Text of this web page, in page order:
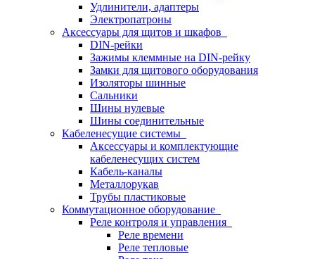
Удлинители, адаптеры
Электропатроны
Аксессуары для щитов и шкафов
DIN-рейки
Зажимы клеммные на DIN-рейку
Замки для щитового оборудования
Изоляторы шинные
Сальники
Шины нулевые
Шины соединительные
Кабеленесущие системы
Аксессуары и комплектующие
кабеленесущих систем
Кабель-каналы
Металлорукав
Трубы пластиковые
Коммутационное оборудование
Реле контроля и управления
Реле времени
Реле тепловые